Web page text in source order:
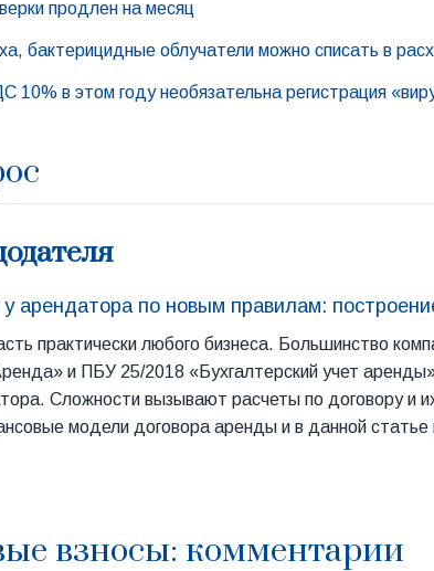
продлен на месяц
бактерицидные облучатели можно списать в
10% в этом году необязательна регистрация
арендатора по новым правилам:
практически любого бизнеса. Большинство
и ПБУ 25/2018 «Бухгалтерский учет
Сложности вызывают расчеты по договору и
модели договора аренды и в данной
взносы: комментарии